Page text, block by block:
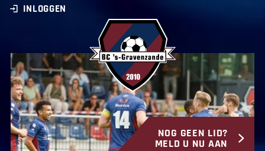
BC ‘s-Gravenzande
INLOGGEN
NOG GEEN LID?
MELD U NU AAN